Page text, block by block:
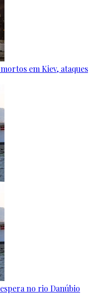
em Kiev, ataques
no rio Danúbio